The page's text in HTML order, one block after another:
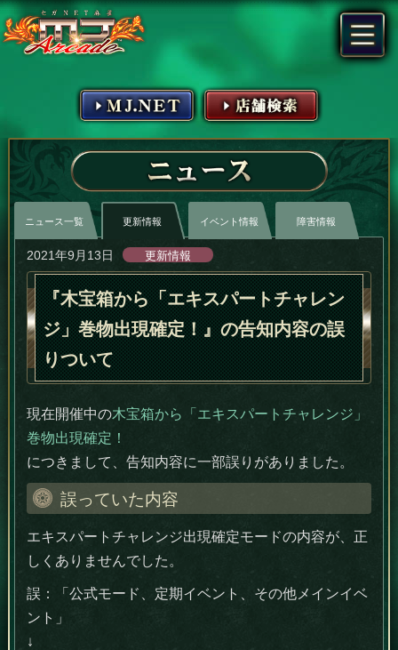
MJ.NET
ニュース
ニュース一覧 更新情報 イベント情報 障害情報
2021年9月13日 更新情報
『木宝箱から「エキスパートチャレン
ジ」巻物出現確定！』の告知内容の誤
りついて
現在開催中の木宝箱から「エキスパートチャレンジ」
巻物出現確定！
につきまして、告知内容に一部誤りがありました。
誤っていた内容
エキスパートチャレンジ出現確定モードの内容が、正
しくありませんでした。
誤：「公式モード、定期イベント、その他メインイベ
ント」
↓